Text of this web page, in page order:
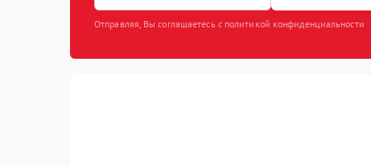
Отправляя, Вы соглашаетесь с политикой конфиденциальности